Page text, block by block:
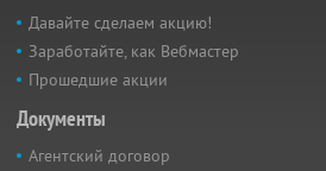
Давайте сделаем акцию!
Заработайте, как Вебмастер
Прошедшие акции
Документы
Агентский договор